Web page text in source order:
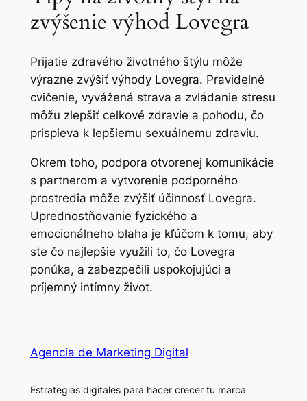
zvýšenie výhod Lovegra
Prijatie zdravého životného štýlu môže
výrazne zvýšiť výhody Lovegra. Pravidelné
cvičenie, vyvážená strava a zvládanie stresu
môžu zlepšiť celkové zdravie a pohodu, čo
prispieva k lepšiemu sexuálnemu zdraviu.
Okrem toho, podpora otvorenej komunikácie
s partnerom a vytvorenie podporného
prostredia môže zvýšiť účinnosť Lovegra.
Uprednostňovanie fyzického a
emocionálneho blaha je kľúčom k tomu, aby
ste čo najlepšie využili to, čo Lovegra
ponúka, a zabezpečili uspokojujúci a
príjemný intímny život.
Agencia de Marketing Digital
Estrategias digitales para hacer crecer tu marca